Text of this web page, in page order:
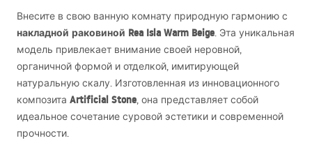
Внесите в свою ванную комнату природную гармонию с
накладной раковиной Rea Isla Warm Beige. Эта уникальная
модель привлекает внимание своей неровной,
органичной формой и отделкой, имитирующей
натуральную скалу. Изготовленная из инновационного
композита Artificial Stone, она представляет собой
идеальное сочетание суровой эстетики и современной
прочности.